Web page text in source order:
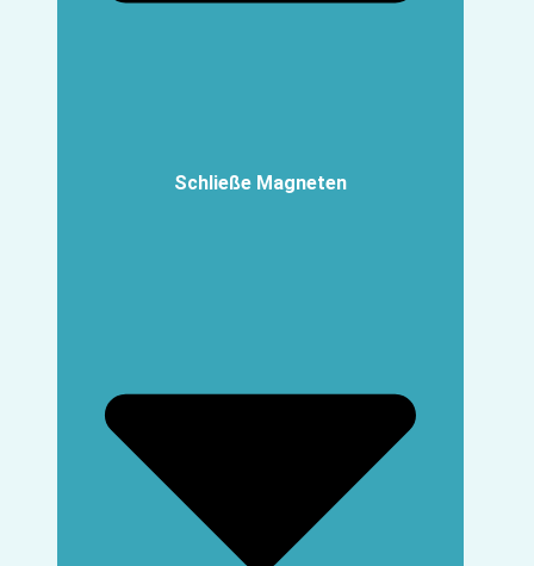
Schließe Magneten